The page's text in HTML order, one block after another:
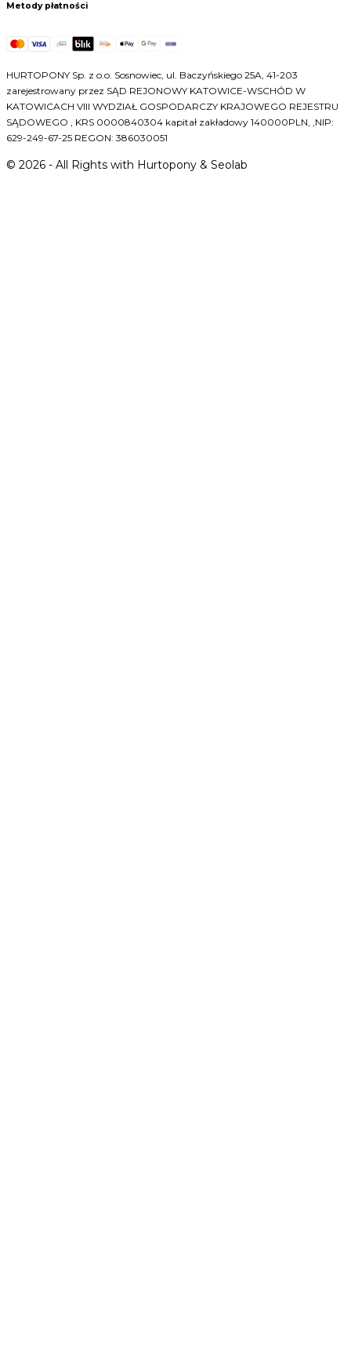
Metody płatności
HURTOPONY Sp. z o.o. Sosnowiec, ul. Baczyńskiego 25A, 41-203
zarejestrowany przez SĄD REJONOWY KATOWICE-WSCHÓD W
KATOWICACH VIII WYDZIAŁ GOSPODARCZY KRAJOWEGO REJESTRU
SĄDOWEGO , KRS 0000840304 kapitał zakładowy 140000PLN, ,NIP:
629-249-67-25 REGON: 386030051
© 2026 - All Rights with Hurtopony & Seolab